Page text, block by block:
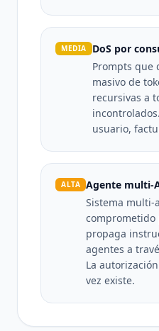
MEDIA
DoS por
Prompts que
masivo de
recursivas a
usuario,
ALTA Agente multi-
Sistema multi-
comprometido
propaga
agentes a
La
vez existe.